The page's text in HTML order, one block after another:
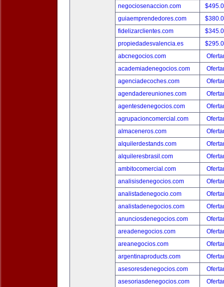
negociosenaccion.com
guiaemprendedores.com
fidelizarclientes.com
propiedadesvalencia.es
abcnegocios.com
academiadenegocios.com
agenciadecoches.com
agendadereuniones.com
agentesdenegocios.com
agrupacioncomercial.com
almaceneros.com
alquilerdestands.com
alquileresbrasil.com
ambitocomercial.com
analisisdenegocios.com
analistadenegocio.com
analistadenegocios.com
anunciosdenegocios.com
areadenegocios.com
areanegocios.com
argentinaproducts.com
asesoresdenegocios.com
asesoriasdenegocios.com